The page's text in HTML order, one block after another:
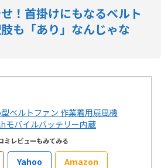
！首掛けにもなるベルト
も「あり」なんじゃな
ベルトファン 作業着用扇風機
モバイルバッテリー内蔵
ミレビューもみてみる
Yahoo Amazon